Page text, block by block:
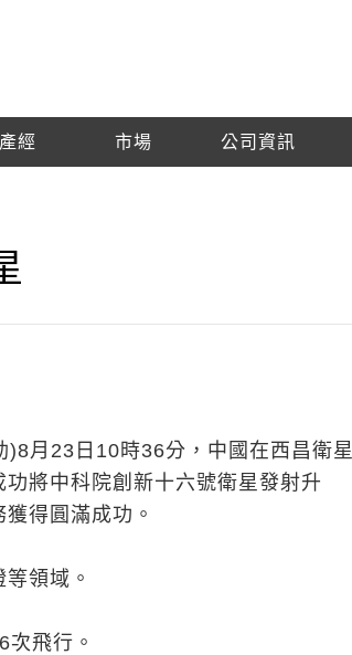
產經 市場 公司資訊
月23日10時36分，中國在西昌衛星
將中科院創新十六號衛星發射升
得圓滿成功。
領域。
飛行。